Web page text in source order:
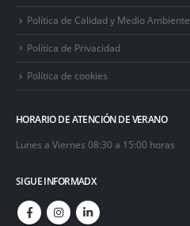
Política de Calidad y Medio Ambiente
Política de Privacidad
Política de cookies
HORARIO DE ATENCIÓN DE VERANO
Lunes a Viernes 08:30 a 15:00 horas
SIGUE INFORMADX